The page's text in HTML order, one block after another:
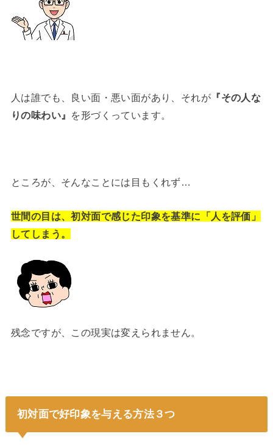
人は誰でも、良い面・悪い面があり、それが 『その人な
りの味わい』 を形づくっています。
ところが、そんなことには目もくれず…
世間の目は、初対面で感じた印象を基準に「人を評価」
してしまう。
残念ですが、この現実は変えられません。
初対面で好印象を与える方法３つ